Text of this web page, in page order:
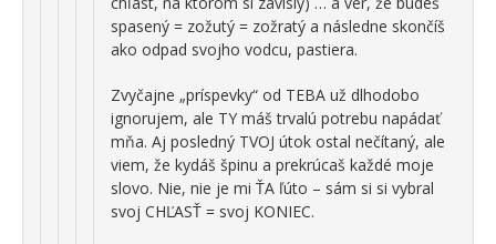
spasený = zožutý = zožratý a následne skončíš
ako odpad svojho vodcu, pastiera.
Zvyčajne „príspevky“ od TEBA už dlhodobo
ignorujem, ale TY máš trvalú potrebu napádať
mňa. Aj posledný TVOJ útok ostal nečítaný, ale
viem, že kydáš špinu a prekrúcaš každé moje
slovo. Nie, nie je mi ŤA ľúto – sám si si vybral
svoj CHĽASŤ = svoj KONIEC.